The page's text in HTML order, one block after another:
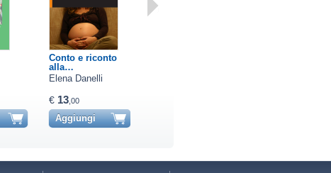
Conto e riconto
alla…
Elena Danelli
€ 13,00
Aggiungi